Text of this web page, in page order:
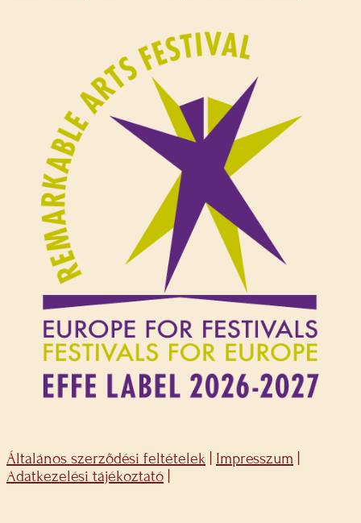
Általános szerződési feltételek Impresszum
Adatkezelési tájékoztató